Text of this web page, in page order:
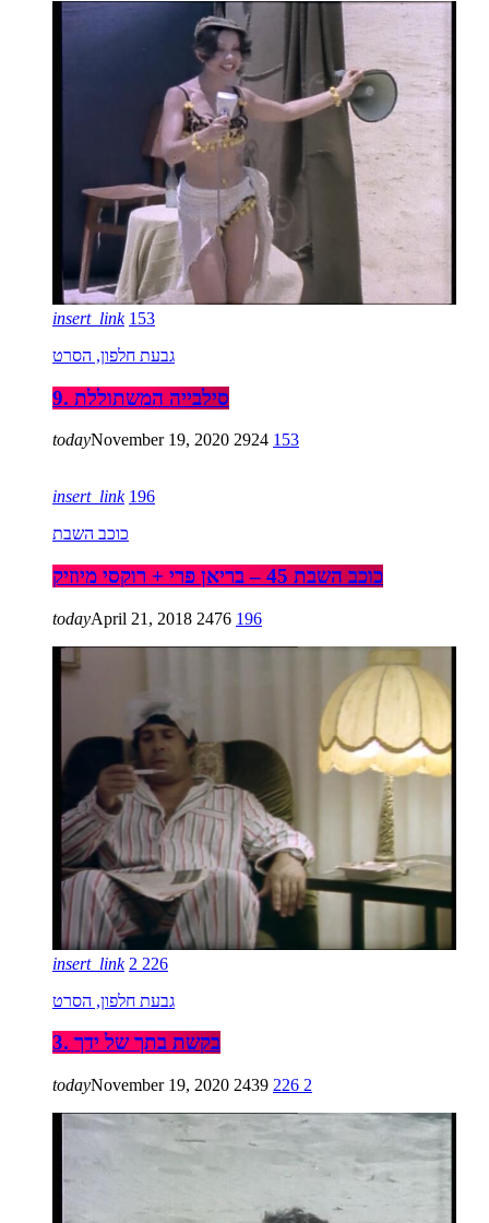
insert_link 153
גבעת חלפון, הסרט
9. סילבייה המשתוללת
todayNovember 19, 2020 2924 153
insert_link 196
כוכב השבת
כוכב השבת 45 – בריאן פרי + רוקסי מיוזיק
todayApril 21, 2018 2476 196
insert_link 2 226
גבעת חלפון, הסרט
3. בקשת בתך של ידך
todayNovember 19, 2020 2439 226 2